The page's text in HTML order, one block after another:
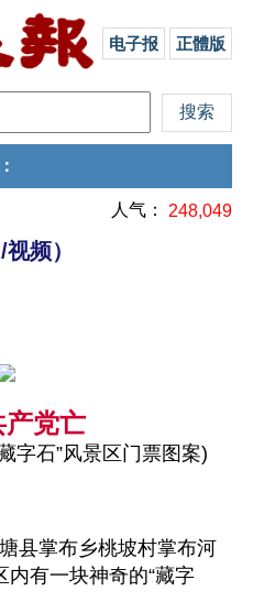
电子报 正體版
：
人气： 248,049
频）
产党亡
字石”风景区门票图案)
县掌布乡桃坡村掌布河
有一块神奇的“藏字